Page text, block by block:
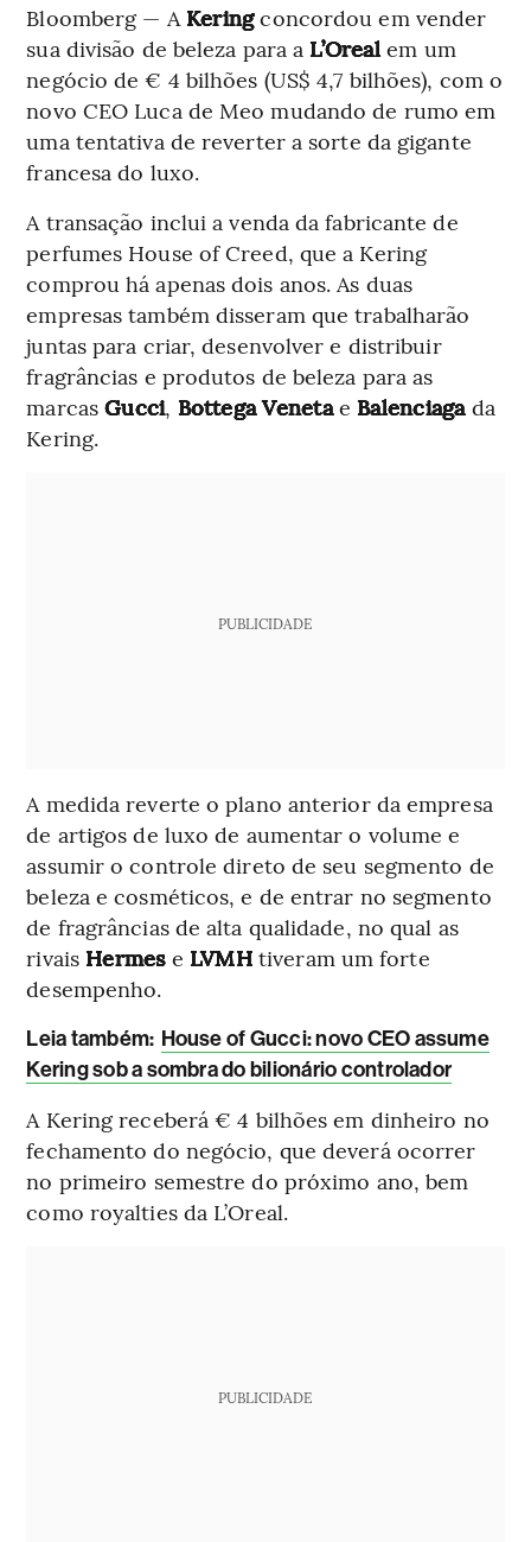
Bloomberg — A Keringconcordou em vender
sua divisão de beleza para a L’Orealem um
negócio de € 4 bilhões (US$ 4,7 bilhões), com o
novo CEO Luca de Meo mudando de rumo em
uma tentativa de reverter a sorte da gigante
francesa do luxo.
A transação inclui a venda da fabricante de
perfumes House of Creed, que a Kering
comprou há apenas dois anos. As duas
empresas também disseram que trabalharão
juntas para criar, desenvolver e distribuir
fragrâncias e produtos de beleza para as
marcasGucci, Bottega Venetae Balenciaga da
Kering.
PUBLICIDADE
A medida reverte o plano anterior da empresa
de artigos de luxo de aumentar o volume e
assumir o controle direto de seu segmento de
beleza e cosméticos, e de entrar no segmento
de fragrâncias de alta qualidade, no qual as
rivais Hermese LVMHtiveram um forte
desempenho.
Leia também: House of Gucci: novo CEO assume
Kering sob a sombra do bilionário controlador
A Kering receberá € 4 bilhões em dinheiro no
fechamento do negócio, que deverá ocorrer
no primeiro semestre do próximo ano, bem
como royalties da L’Oreal.
PUBLICIDADE